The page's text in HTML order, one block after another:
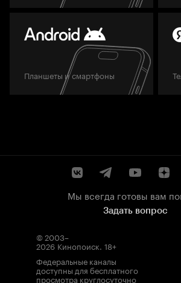
Планшеты и смартфоны
Мы всегда готовы вам
Задать вопрос
© 2003–
2026 Кинопоиск. 18+
Федеральные каналы
доступны для бесплатного
просмотра круглосуточно